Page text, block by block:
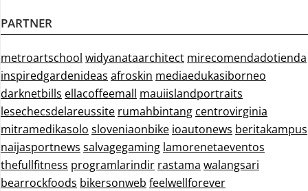
PARTNER
metroartschool widyanataarchitect mirecomendadotienda
inspiredgardenideas afroskin mediaedukasiborneo
darknetbills ellacoffeemall mauiislandportraits
lesechecsdelareussite rumahbintang centrovirginia
mitramedikasolo sloveniaonbike ioautonews beritakampus
naijasportnews salvagegaming lamorenetaeventos
thefullfitness programlarindir rastama walangsari
bearrockfoods bikersonweb feelwellforever